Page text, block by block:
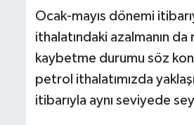
Ocak-mayıs dönemi
ithalatındaki azalmanın
kaybetme durumu söz
petrol ithalatımızda
itibarıyla aynı seviyede